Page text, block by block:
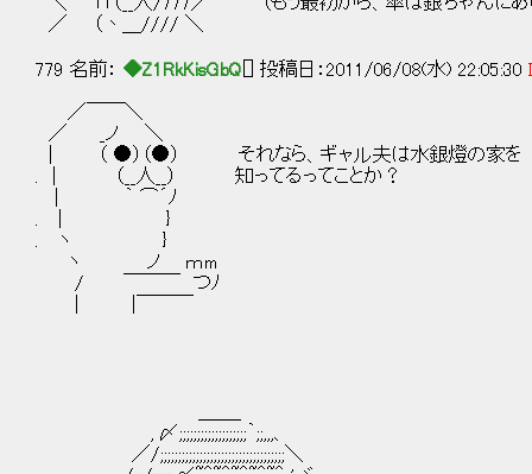
／ （丶＿//// ＼
779 名前： ◆Z1RkKisGbQ [] 投稿日：2011/06/08(水) 22:05:30
／￣￣＼
／ _ノ ＼
| （ ●）（●） それなら、ギャル夫は水銀燈の家を
. | （__人__） 知ってるってことか？
| ｀ ⌒´ﾉ
. | }
. ヽ }
ヽ ノ ｍm
/ ￣￣￣ つﾉ
, 〆;;;;;;;;;;;;;;;;;;;｀;;,,,、
／/;;;;;;;;;;;;;;;;;;;;;;;;;;;;;;;;;;;＼